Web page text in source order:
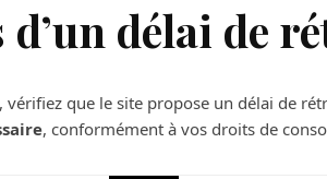
délai de
que le site propose un délai de
, conformément à vos droits de